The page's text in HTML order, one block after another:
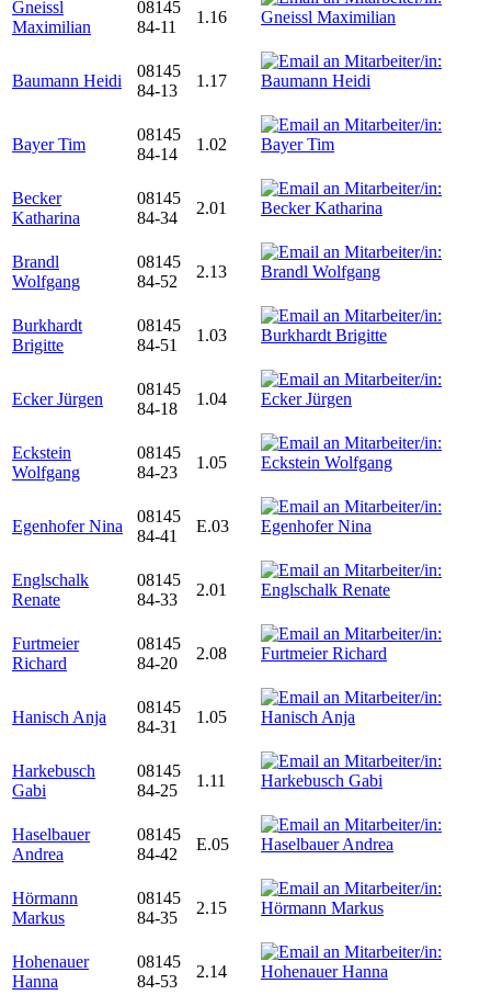
Gneissl
Maximilian
08145
84-11
1.16
Baumann Heidi
08145
84-13
1.17
Bayer Tim
08145
84-14
1.02
Becker
Katharina
08145
84-34
2.01
Brandl
Wolfgang
08145
84-52
2.13
Burkhardt
Brigitte
08145
84-51
1.03
Ecker Jürgen
08145
84-18
1.04
Eckstein
Wolfgang
08145
84-23
1.05
Egenhofer Nina
08145
84-41
E.03
Englschalk
Renate
08145
84-33
2.01
Furtmeier
Richard
08145
84-20
2.08
Hanisch Anja
08145
84-31
1.05
Harkebusch
Gabi
08145
84-25
1.11
Haselbauer
Andrea
08145
84-42
E.05
Hörmann
Markus
08145
84-35
2.15
Hohenauer
Hanna
08145
84-53
2.14